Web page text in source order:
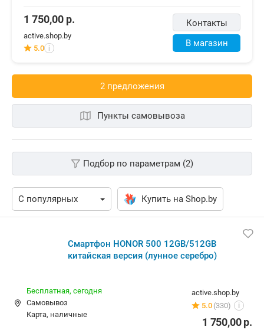
Контакты
В магазин
1 750,00 р.
active.shop.by
5.0 i
2 предложения
Пункты самовывоза
Подбор по параметрам (2)
Купить на Shop.by
Смартфон HONOR 500 12GB/512GB
китайская версия (лунное серебро)
active.shop.by
5.0 (330) i
Бесплатная, сегодня
Самовывоз
карта, наличные
1 750,00р.